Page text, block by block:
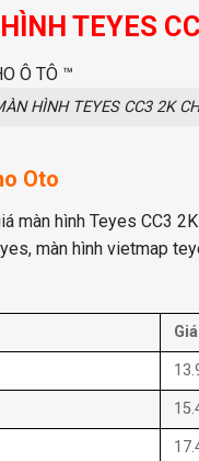
TEYES
HÌNH TEYES CC3 2K
Oto
màn hình Teyes CC3
màn hình vietmap